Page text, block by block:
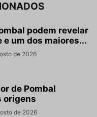
podem revelar
e um dos maiores...
de 2026
de Pombal
origens
de 2026